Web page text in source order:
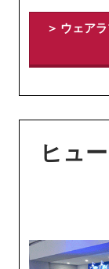
＞ ウェア
ヒュ